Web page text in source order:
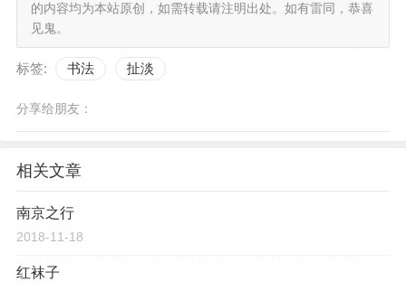
的内容均为本站原创，如需转载请注明出处。如有雷同，恭喜
见鬼。
标签: 书法 扯淡
分享给朋友：
相关文章
南京之行
2018-11-18
红袜子